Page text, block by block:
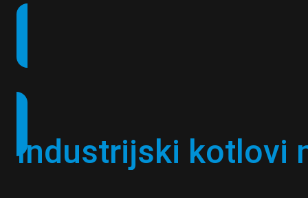
Industrijski kotlovi